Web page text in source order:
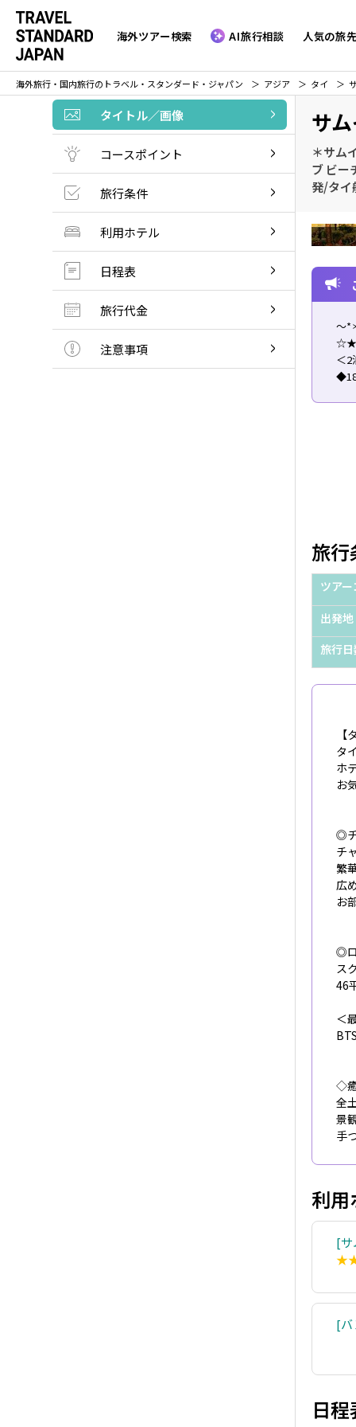
海外ツアー検索 AI旅行相談 人気の旅
海外旅行・国内旅行のトラベル・スタンダード・ジャパン アジア タイ
タイトル／画像
コースポイント
旅行条件
利用ホテル
日程表
旅行代金
注意事項
サ
＊サム
ブ ビー
発/タイ
～*
☆★
＜2
旅行
ツア
出発地
旅行
タ
ホ
お
◎
チ
繁
広
お
◎
ス
46
＜
◇
全
景
手
利用
サ
日程